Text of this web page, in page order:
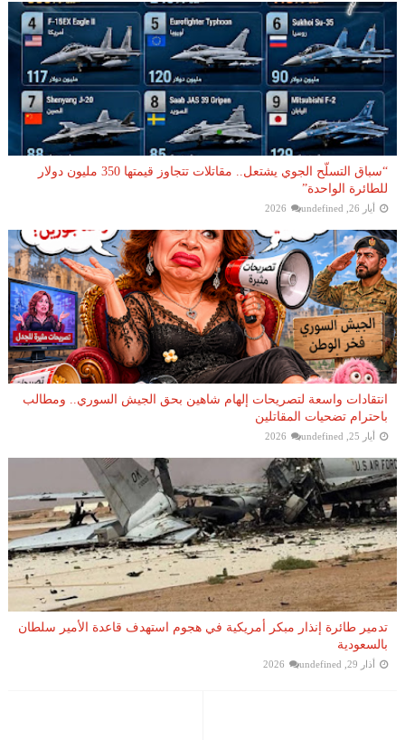
“سباق التسلّح الجوي يشتعل.. مقاتلات تتجاوز قيمتها 350 مليون دولار
للطائرة الواحدة”
أيار 26, 2026 undefined
انتقادات واسعة لتصريحات إلهام شاهين بحق الجيش السوري.. ومطالب
باحترام تضحيات المقاتلين
أيار 25, 2026 undefined
تدمير طائرة إنذار مبكر أمريكية في هجوم استهدف قاعدة الأمير سلطان
بالسعودية
أذار 29, 2026 undefined